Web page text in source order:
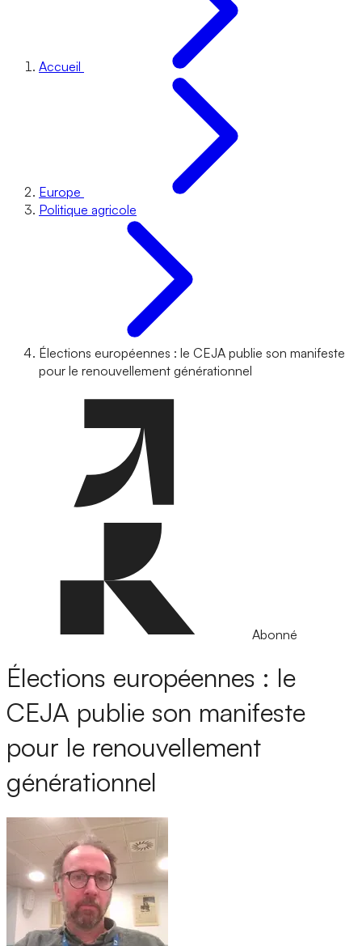
Accueil
Europe
Politique agricole
Élections européennes : le CEJA publie son manifeste
pour le renouvellement générationnel
Abonné
Élections européennes : le
CEJA publie son manifeste
pour le renouvellement
générationnel